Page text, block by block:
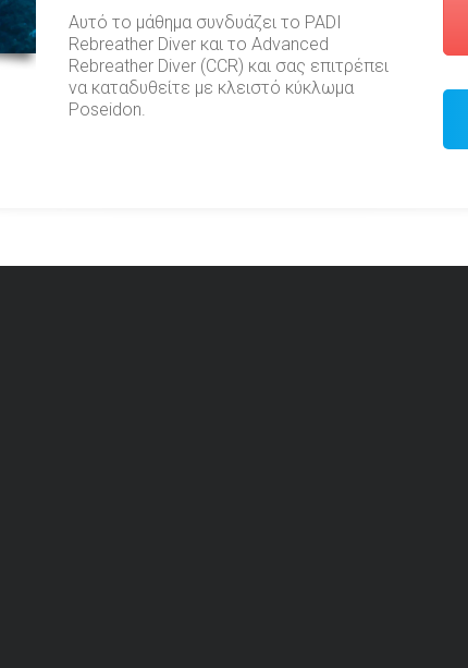
Αυτό το μάθημα συνδυάζει το PADI
Rebreather Diver και το Advanced
Rebreather Diver (CCR) και σας επιτρέπει
να καταδυθείτε με κλειστό κύκλωμα
Poseidon.